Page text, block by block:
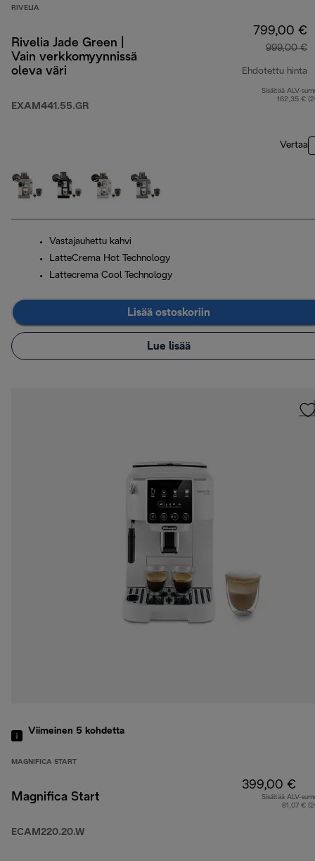
RIVELIA
Rivelia Jade Green |
Vain verkkomyynnissä
oleva väri
EXAM441.55.GR
799,00 €
999,00 €
Ehdotettu hinta
Sisältää ALV-
162,35 €
Vertaa
Vastajauhettu kahvi
LatteCrema Hot Technology
Lattecrema Cool Technology
Lisää ostoskoriin
Lue lisää
Viimeinen 5 kohdetta
MAGNIFICA START
Magnifica Start
ECAM220.20.W
399,00 €
Sisältää ALV-
81,07 €